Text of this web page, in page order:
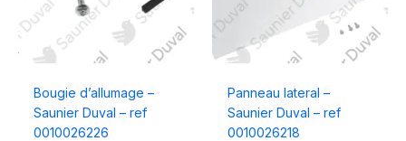
Bougie d’allumage –
Saunier Duval – ref
0010026226
Panneau lateral –
Saunier Duval – ref
0010026218